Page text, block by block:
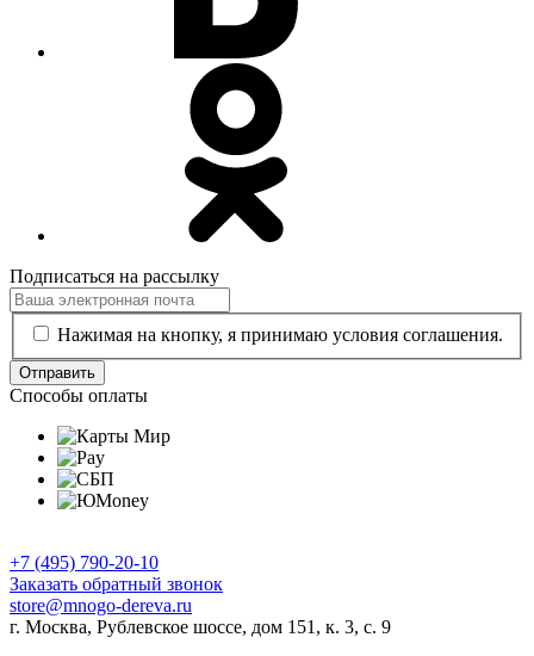
Подписаться на рассылку
Нажимая на кнопку, я принимаю условия соглашения.
Отправить
Способы оплаты
+7 (495) 790-20-10
Заказать обратный звонок
store@mnogo-dereva.ru
г. Москва, Рублевское шоссе, дом 151, к. 3, с. 9